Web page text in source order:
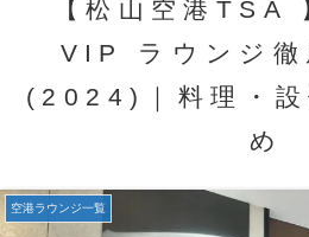
【松山空港
VIP ラウンジ徹
(2024)｜料理・設
め
空港ラウンジ一覧